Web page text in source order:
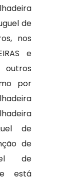
de
nos
e
por
de
de
de
está